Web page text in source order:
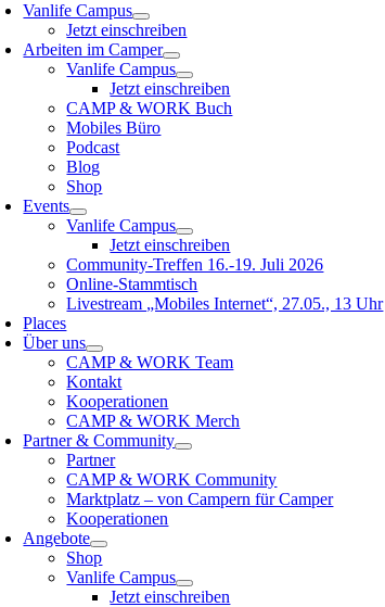
Vanlife Campus
Jetzt einschreiben
Arbeiten im Camper
Vanlife Campus
Jetzt einschreiben
CAMP & WORK Buch
Mobiles Büro
Podcast
Blog
Shop
Events
Vanlife Campus
Jetzt einschreiben
Community-Treffen 16.-19. Juli 2026
Online-Stammtisch
Livestream „Mobiles Internet“, 27.05., 13 Uhr
Places
Über uns
CAMP & WORK Team
Kontakt
Kooperationen
CAMP & WORK Merch
Partner & Community
Partner
CAMP & WORK Community
Marktplatz – von Campern für Camper
Kooperationen
Angebote
Shop
Vanlife Campus
Jetzt einschreiben